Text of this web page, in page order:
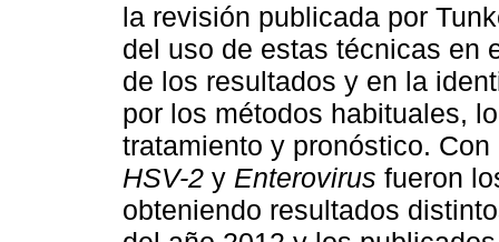
la revisión publicada por
del uso de estas técnicas en
de los resultados y en la
por los métodos habituales,
tratamiento y pronóstico.
HSV-2 y Enterovirus fueron
obteniendo resultados